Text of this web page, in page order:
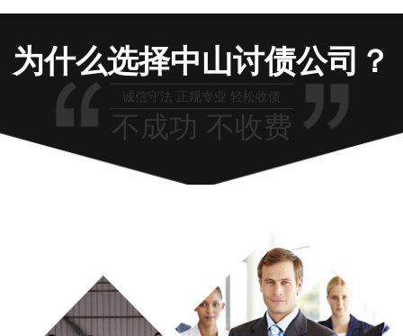
为什么选择中山讨债公司？
诚信守法 正规专业 轻松收债
不成功 不收费